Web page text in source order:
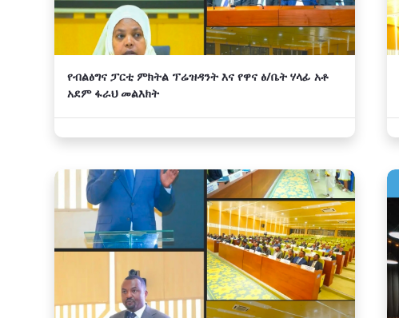
የብልፅግና ፓርቲ ምክትል ፕሬዝዳንት እና የዋና ፅ/ቤት ሃላፊ አቶ
አደም ፋራህ መልእክት